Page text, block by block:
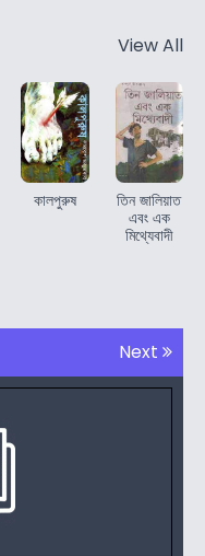
View All
কালপুরুষ
তিন জালিয়াত
এবং এক
মিথ্যেবাদী
Next